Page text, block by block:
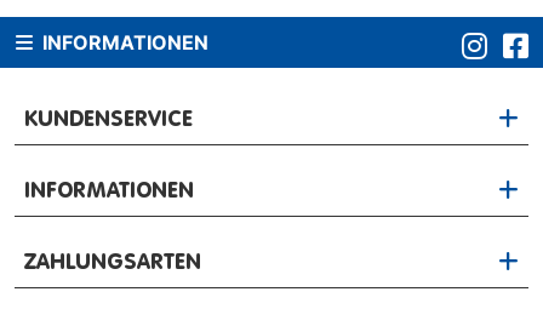
INFORMATIONEN
KUNDENSERVICE
INFORMATIONEN
ZAHLUNGSARTEN